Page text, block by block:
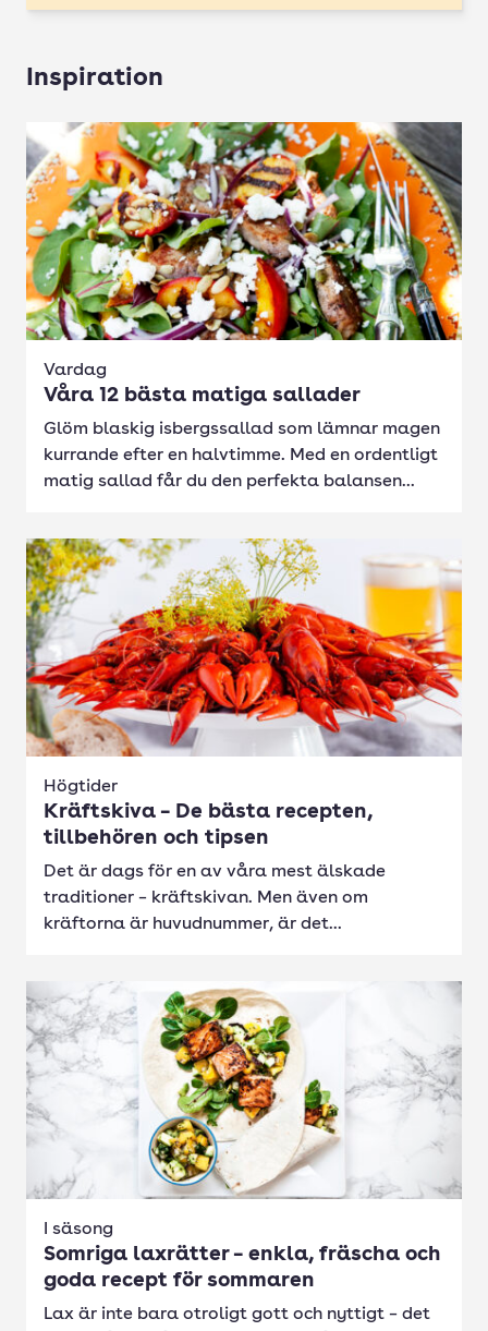
Inspiration
Vardag
Våra 12 bästa matiga sallader
Glöm blaskig isbergssallad som lämnar magen
kurrande efter en halvtimme. Med en ordentligt
matig sallad får du den perfekta balansen...
Högtider
Kräftskiva – De bästa recepten,
tillbehören och tipsen
Det är dags för en av våra mest älskade
traditioner – kräftskivan. Men även om
kräftorna är huvudnummer, är det...
I säsong
Somriga laxrätter – enkla, fräscha och
goda recept för sommaren
Lax är inte bara otroligt gott och nyttigt – det